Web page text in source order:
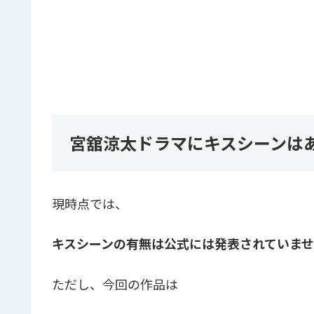
宮舘涼太ドラマにキスシーンは
現時点では、
キスシーンの有無は公式には発表されていませ
ただし、今回の作品は